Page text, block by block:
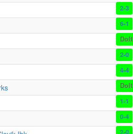
2-3
6-1
Dolt
2-0
4-4
Dolt
1-1
0-4
2-0